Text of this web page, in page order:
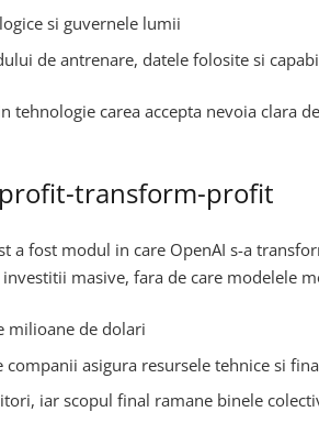
si guvernele lumii
de antrenare, datele folosite si
carea accepta nevoia clara
transform-profit
a fost modul in care OpenAI s-a
masive, fara de care modelele
milioane de dolari
asigura resursele tehnice si
iar scopul final ramane binele